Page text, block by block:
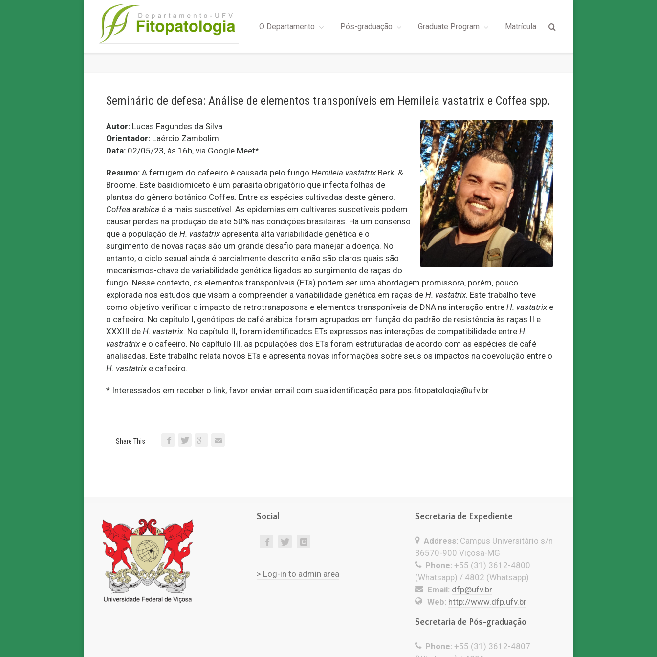
O Departamento Pós-graduação Graduate Program Matrícula
Seminário de defesa: Análise de elementos transponíveis em Hemileia vastatrix e Coffea spp.
Autor: Lucas Fagundes da Silva
Orientador: Laércio Zambolim
Data: 02/05/23, às 16h, via Google Meet*
Resumo: A ferrugem do cafeeiro é causada pelo fungo Hemileia vastatrix Berk. &
Broome. Este basidiomiceto é um parasita obrigatório que infecta folhas de
plantas do gênero botânico Coffea. Entre as espécies cultivadas deste gênero,
Coffea arabica é a mais suscetível. As epidemias em cultivares suscetíveis podem
causar perdas na produção de até 50% nas condições brasileiras. Há um consenso
que a população de H. vastatrix apresenta alta variabilidade genética e o
surgimento de novas raças são um grande desafio para manejar a doença. No
entanto, o ciclo sexual ainda é parcialmente descrito e não são claros quais são
mecanismos-chave de variabilidade genética ligados ao surgimento de raças do
fungo. Nesse contexto, os elementos transponíveis (ETs) podem ser uma abordagem promissora, porém, pouco
explorada nos estudos que visam a compreender a variabilidade genética em raças de H. vastatrix. Este trabalho teve
como objetivo verificar o impacto de retrotransposons e elementos transponíveis de DNA na interação entre H. vastatrix e
o cafeeiro. No capítulo I, genótipos de café arábica foram agrupados em função do padrão de resistência às raças II e
XXXIII de H. vastatrix. No capítulo II, foram identificados ETs expressos nas interações de compatibilidade entre H.
vastratrix e o cafeeiro. No capítulo III, as populações dos ETs foram estruturadas de acordo com as espécies de café
analisadas. Este trabalho relata novos ETs e apresenta novas informações sobre seus os impactos na coevolução entre o
H. vastatrix e cafeeiro.
* Interessados em receber o link, favor enviar email com sua identificação para pos.fitopatologia@ufv.br
Share This
Social
> Log-in to admin area
Secretaria de Expediente
Address: Campus Universitário s/n
36570-900 Viçosa-MG
Phone: +55 (31) 3612-4800
(Whatsapp) / 4802 (Whatsapp)
Email: dfp@ufv.br
Web: http://www.dfp.ufv.br
Secretaria de Pós-graduação
Phone: +55 (31) 3612-4807